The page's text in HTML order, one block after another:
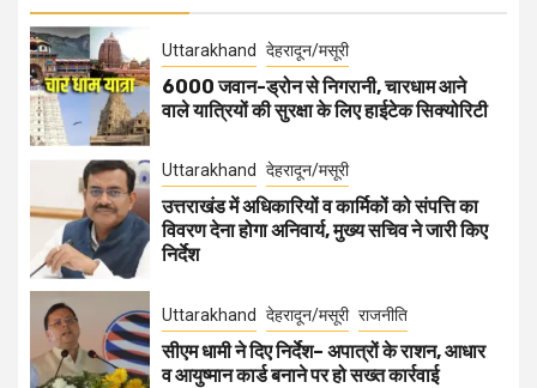
Uttarakhand देहरादून/मसूरी
6000 जवान-ड्रोन से निगरानी, चारधाम आने
वाले यात्रियों की सुरक्षा के लिए हाईटेक सिक्योरिटी
Uttarakhand देहरादून/मसूरी
उत्तराखंड में अधिकारियों व कार्मिकों को संपत्ति का
विवरण देना होगा अनिवार्य, मुख्य सचिव ने जारी किए
निर्देश
Uttarakhand देहरादून/मसूरी राजनीति
सीएम धामी ने दिए निर्देश– अपात्रों के राशन, आधार
व आयुष्मान कार्ड बनाने पर हो सख्त कार्रवाई